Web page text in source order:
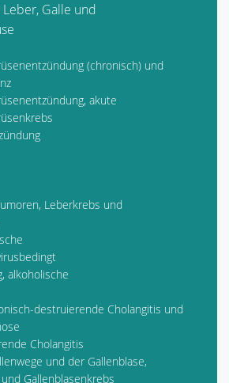
Galle und
(chronisch) und
akute
Leberkrebs und
alkoholische
destruierende Cholangitis und
Cholangitis
und der Gallenblase,
Gallenblasenkrebs